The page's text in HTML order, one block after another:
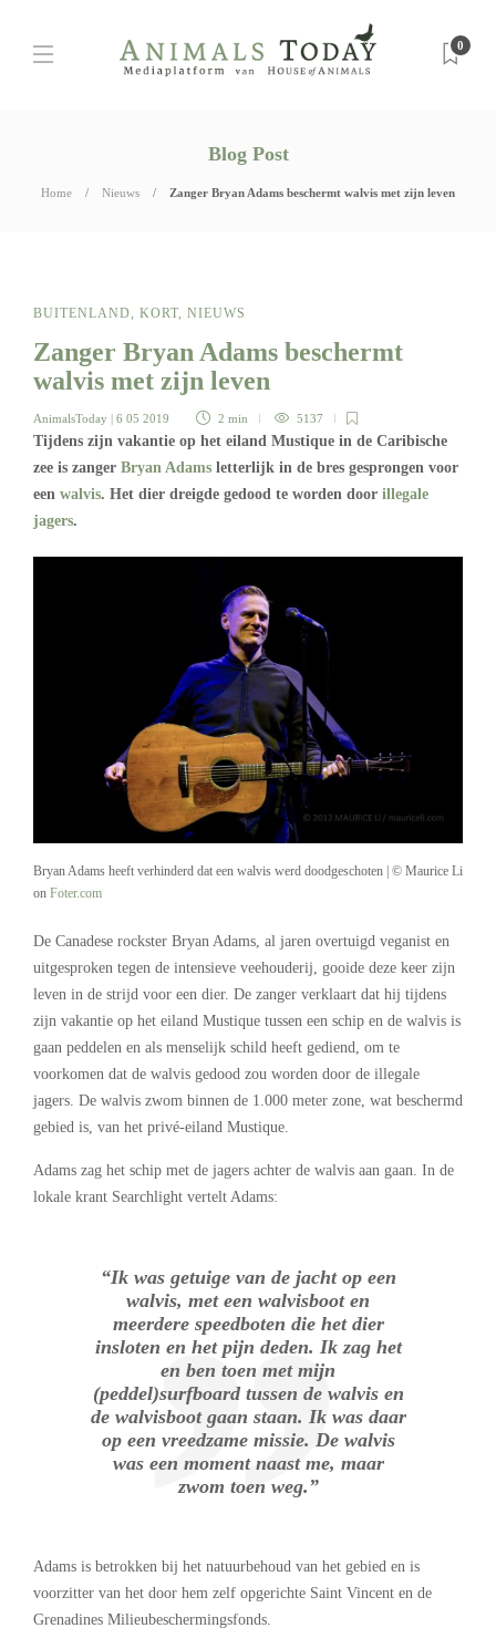
0
Blog Post
Home Nieuws Zanger Bryan Adams beschermt walvis met zijn leven
BUITENLAND, KORT, NIEUWS
Zanger Bryan Adams beschermt
walvis met zijn leven
AnimalsToday | 6 05 2019 2 min 5137
Tijdens zijn vakantie op het eiland Mustique in de Caribische
zee is zanger Bryan Adams letterlijk in de bres gesprongen voor
een walvis. Het dier dreigde gedood te worden door illegale
jagers.
Bryan Adams heeft verhinderd dat een walvis werd doodgeschoten | © Maurice Li
on Foter.com
De Canadese rockster Bryan Adams, al jaren overtuigd veganist en
uitgesproken tegen de intensieve veehouderij, gooide deze keer zijn
leven in de strijd voor een dier. De zanger verklaart dat hij tijdens
zijn vakantie op het eiland Mustique tussen een schip en de walvis is
gaan peddelen en als menselijk schild heeft gediend, om te
voorkomen dat de walvis gedood zou worden door de illegale
jagers. De walvis zwom binnen de 1.000 meter zone, wat beschermd
gebied is, van het privé-eiland Mustique.
Adams zag het schip met de jagers achter de walvis aan gaan. In de
lokale krant Searchlight vertelt Adams:
“Ik was getuige van de jacht op een
walvis, met een walvisboot en
meerdere speedboten die het dier
insloten en het pijn deden. Ik zag het
en ben toen met mijn
(peddel)surfboard tussen de walvis en
de walvisboot gaan staan. Ik was daar
op een vreedzame missie. De walvis
was een moment naast me, maar
zwom toen weg.”
Adams is betrokken bij het natuurbehoud van het gebied en is
voorzitter van het door hem zelf opgerichte Saint Vincent en de
Grenadines Milieubeschermingsfonds.